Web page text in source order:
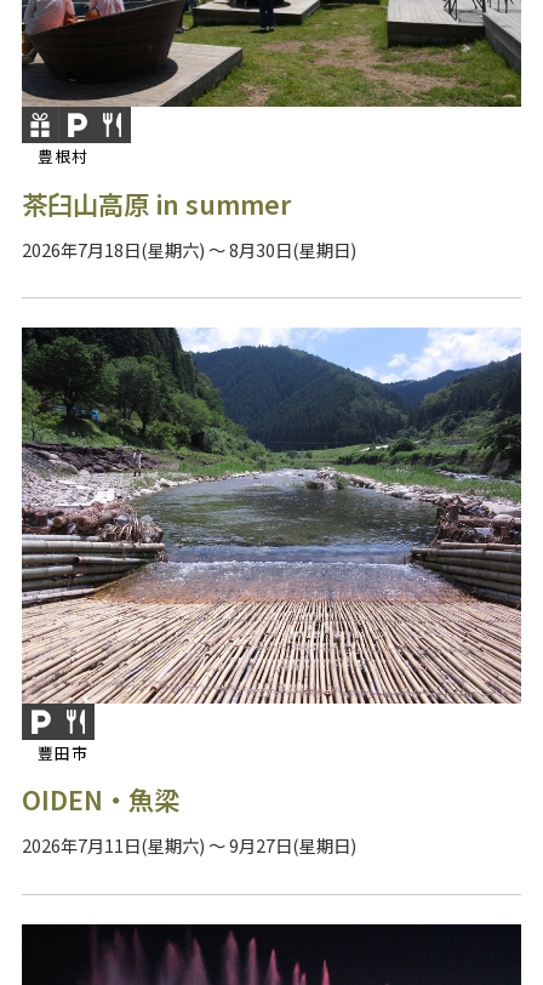
豊根村
茶臼山高原 in summer
2026年7月18日(星期六) ～ 8月30日(星期日)
豐田市
OIDEN・魚梁
2026年7月11日(星期六) ～ 9月27日(星期日)